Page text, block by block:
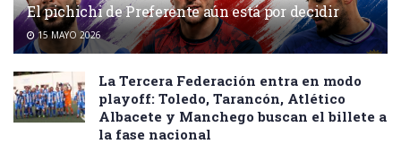
El pichichi de Preferente aún está por decidir
15 MAYO 2026
La Tercera Federación entra en modo
playoff: Toledo, Tarancón, Atlético
Albacete y Manchego buscan el billete a
la fase nacional